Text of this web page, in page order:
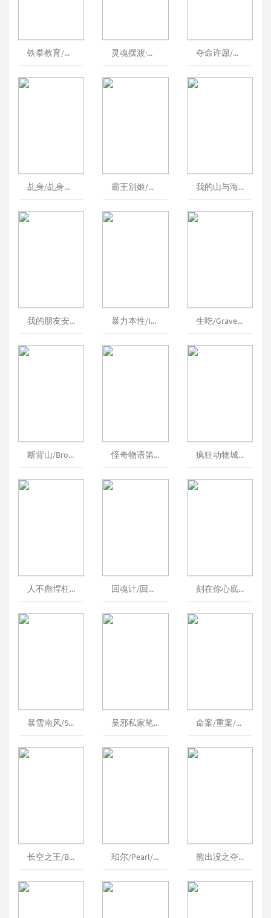
铁拳教育/참교육/极权教师(台)/不良指导官 灵魂摆渡·十年/灵魂摆渡5/TheFerryMan5[可播放] 夺命许愿/기리고/为了纪念/WishYourDeath
乩身/乩身：踏火伏魔的罪人/TheExorcist 霸王别姬/再见，我的妾/FarewellMyConcubine[可播放] 我的山与海/我和我的命/MyDestiny[可播放]
我的朋友安德烈/MyFriendAnDelie[可播放] 暴力本性/InAViolentNature/具有暴力的性质 生吃/Grave/舐血成人礼(港)/肉狱(台)
断背山/BrokebackMountain/断臂山/BBM[可播放] 怪奇物语第五季/StrangerThingsSeason5/怪奇物语最终季 疯狂动物城/Zootopia/优兽大都会(港)/动物方城市(台)[可播放]
人不彪悍枉少年/WhenWeWereYoung[可播放] 回魂计/回魂計/TheResurrected 刻在你心底的名字/史诗般的同志电影/YourNameEngravedHerein
暴雪南风/SouthWind 吴邪私家笔记/吴邪的私家笔记[可播放] 命案/重案/FatalFate[可播放]
长空之王/BorntoFly[可播放] 珀尔/Pearl/“X”前传电影/欲珠 熊出没之夺宝熊兵/熊出没大电影/熊出没电影版[可播放]